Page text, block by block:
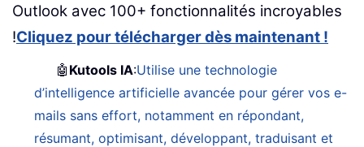
Outlook avec 100+ fonctionnalités incroyables
!Cliquez pour télécharger dès maintenant !
🤖 Kutools IA:Utilise une technologie
d’intelligence artificielle avancée pour gérer vos e-
mails sans effort, notamment en répondant,
résumant, optimisant, développant, traduisant et